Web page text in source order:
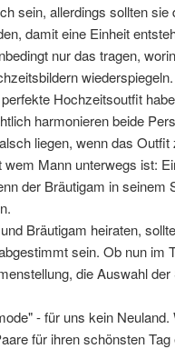
sein, allerdings sollten
damit eine Einheit
nur das tragen,
Hochzeitsoutfit
harmonieren beide
liegen, wenn das
Mann unterwegs ist:
der Bräutigam in
Bräutigam heiraten,
sein. Ob nun
die Auswahl
- für uns kein
für ihren schönsten Tag